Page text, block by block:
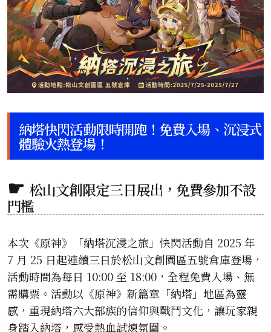
納塔快閃活動限時開跑！免費入場、沉浸式
體驗火熱登場！
松山文創限定三日展出，免費參加不設
門檻
本次《原神》「納塔沉浸之旅」快閃活動自 2025 年
7 月 25 日起連續三日於松山文創園區五號倉庫登場，
活動時間為每日 10:00 至 18:00，全程免費入場、無
需購票。活動以《原神》新篇章「納塔」地區為靈
感，重現納塔六大部族的信仰與戰鬥文化，讓玩家親
身踏入納塔，感受熱血試煉氛圍。